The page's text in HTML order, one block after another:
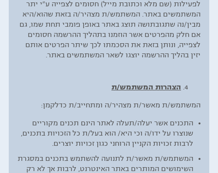
לפעילות (שם מלא וכתובת מייל) חסומים לצפייה ע"י יתר
המשתמשים באתר. המשתמש/ת מצהיר/ה בזאת שהוא/היא
מבין/נה שתגובתושה תוצג באתר באופן פומבי תחת שמו, גם
אם חלק מהפרטים אשר הוזמנו בתהליך ההרשמה חסומים
לצפייה, ונותן בזאת את הסכמתו לכך שיתר הפרטים אותם
יזין בהליך ההרשמה יוצגו לשאר המשתמשים באתר.
הצהרות המשתמש/ת
המשתמש/ת מאשר/ת מצהיר/ה ומתחייב/ת כדלקמן:
התכנים אשר יעלה/תעלה לאתר הינם תכנים מקוריים
שנוצרו על ידו/ה וכי היא/ הוא בעל/ת כל הזכויות בתכנים,
לרבות זכויות הקניין הרוחני כגון זכויות יוצרים.
המשתמש/ת מאשר/ת לתנועה להשתמש בתכנים במסגרת
השימושים המותרים באתר האינטרנט, לרבות אך לא רק